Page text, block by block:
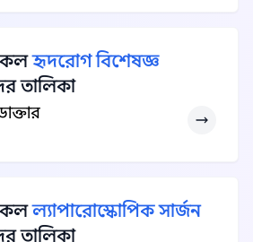
হৃদরোগ বিশেষজ্ঞ
তালিকা
ল্যাপারোস্কোপিক সার্জন
তালিকা